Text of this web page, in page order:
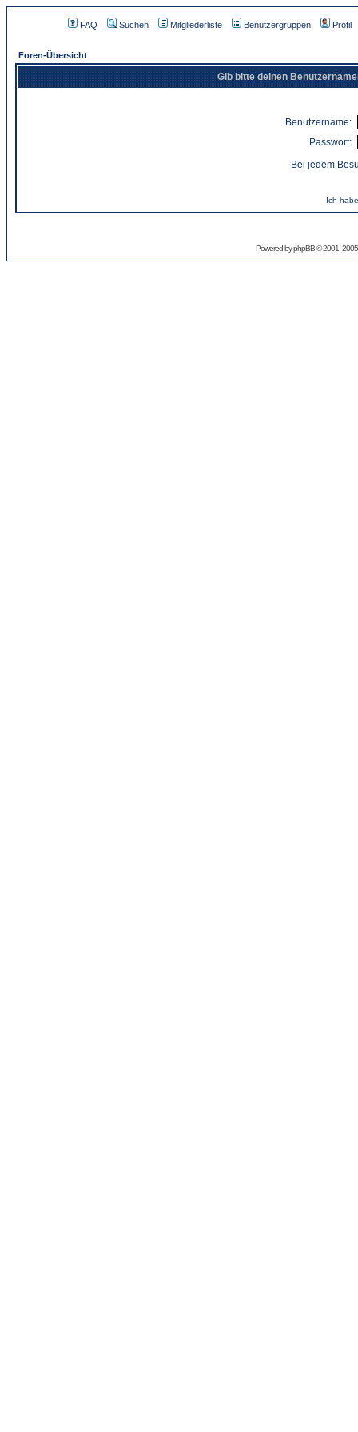
FAQ Suchen Mitgliederliste Benutzergruppen Profil
Foren-Übersicht
Gib bitte deinen
Benutzername:
Passwort:
Bei jedem
Ich
Powered byphpBB© 2001,